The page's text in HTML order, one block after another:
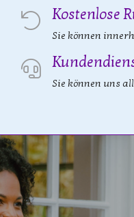
Kostenlose
Sie können
Sie können uns